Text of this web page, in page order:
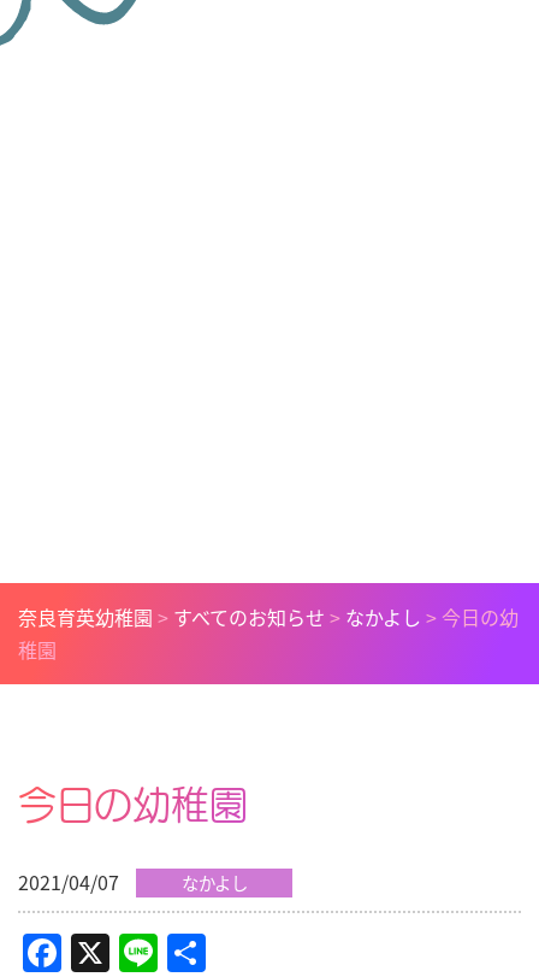
奈良育英幼稚園 > すべてのお知らせ > なかよし > 今日の幼
稚園
今日の幼稚園
2021/04/07 なかよし
Facebook
X Line